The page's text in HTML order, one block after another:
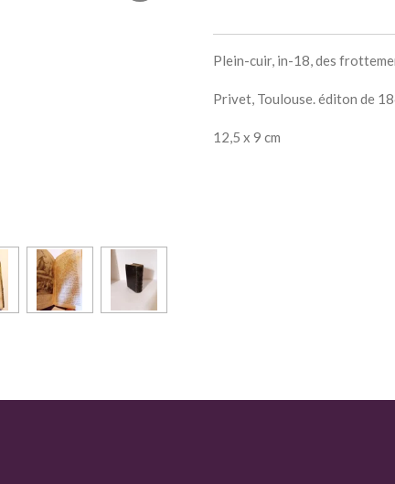
Plein-cuir, in-18, des
Privet, Toulouse. éditon de
12,5 x 9 cm